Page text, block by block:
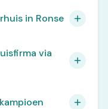
in Ronse
via